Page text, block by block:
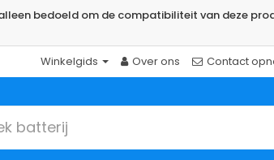
bedoeld om de compatibiliteit van deze
Contact
Over ons
Winkelgids